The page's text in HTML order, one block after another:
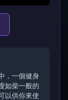
，一個健身
如柴一般的
以供你來使